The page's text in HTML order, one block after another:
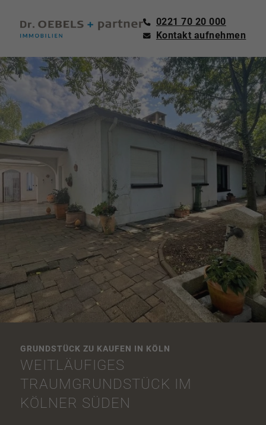
0221 70 20 000
Kontakt aufnehmen
GRUNDSTÜCK ZU KAUFEN IN KÖLN
WEITLÄUFIGES
TRAUMGRUNDSTÜCK IM
KÖLNER SÜDEN